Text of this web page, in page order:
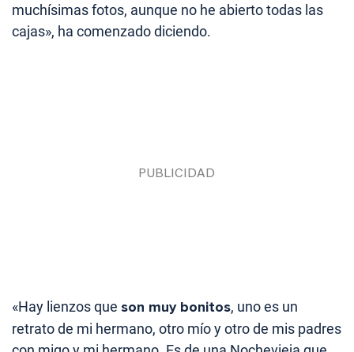
muchísimas fotos, aunque no he abierto todas las
cajas», ha comenzado diciendo.
«Hay lienzos que son muy bonitos, uno es un
retrato de mi hermano, otro mío y otro de mis padres